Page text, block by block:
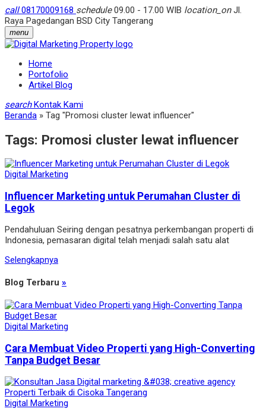
call08170009168 schedule09.00 - 17.00 WIB location_onJl.
Raya Pagedangan BSD City Tangerang
menu
Home
Portofolio
Artikel Blog
search Kontak Kami
Beranda » Tag "Promosi cluster lewat influencer"
Tags: Promosi cluster lewat influencer
Digital Marketing
Influencer Marketing untuk Perumahan Cluster di
Legok
Pendahuluan Seiring dengan pesatnya perkembangan properti di
Indonesia, pemasaran digital telah menjadi salah satu alat
Selengkapnya
Blog Terbaru »
Digital Marketing
Cara Membuat Video Properti yang High-Converting
Tanpa Budget Besar
Digital Marketing